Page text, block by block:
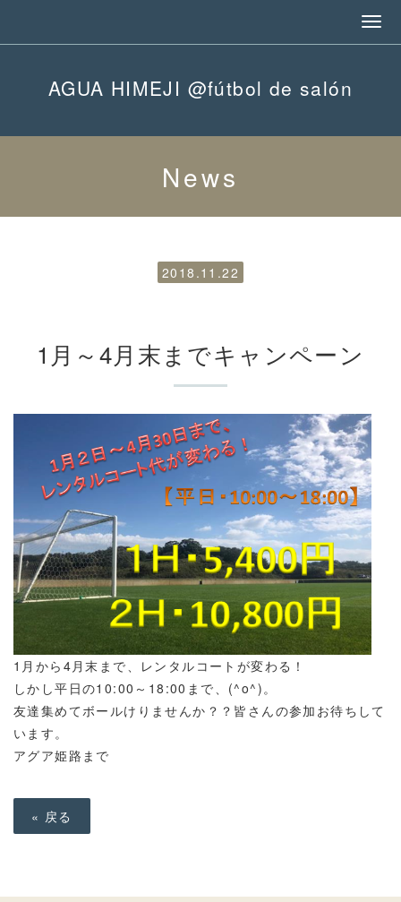
AGUA HIMEJI @fútbol de salón
News
2018.11.22
1月～4月末までキャンペーン
1月から4月末まで、レンタルコートが変わる！
しかし平日の10:00～18:00まで、(^o^)。
友達集めてボールけりませんか？？皆さんの参加お待ちして
います。
アグア姫路まで
« 戻る